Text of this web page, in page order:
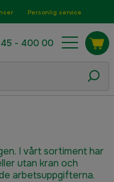
Personlig service
- 400 00
I vårt sortiment har
utan kran och
arbetsuppgifterna.